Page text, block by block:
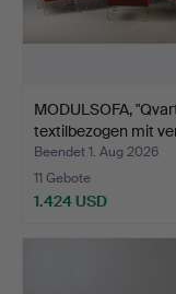
MODULSOFA,
textilbezogen mit
Beendet 1. Aug 2026
11 Gebote
1.424 USD